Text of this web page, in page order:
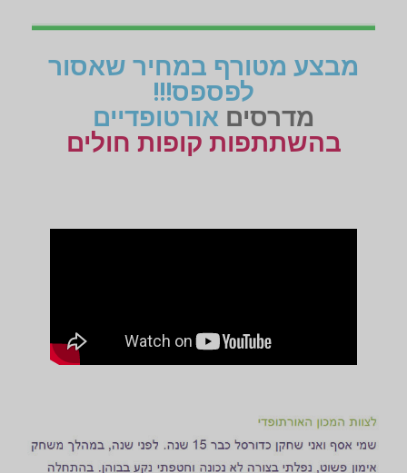
מבצע מטורף במחיר שאסור
לפספס!!!
מדרסים אורטופדיים
בהשתתפות קופות חולים